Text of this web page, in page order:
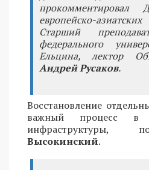
прокомментировал
европейско-
Старший
федерального
Ельцина, лектор
Андрей Русаков.
Восстановление
важный процесс в
инфраструктуры,
Высокинский.